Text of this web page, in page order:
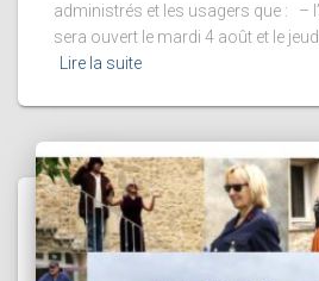
administrés et les usagers que : –
sera ouvert le mardi 4 août et le
Lire la suite